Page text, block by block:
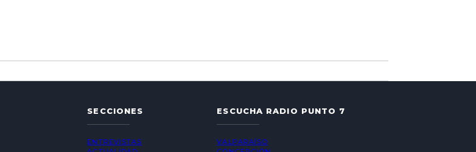
SECCIONES
ENTREVISTAS
ESCUCHA RADIO PUNTO 7
VALPARAÍSO